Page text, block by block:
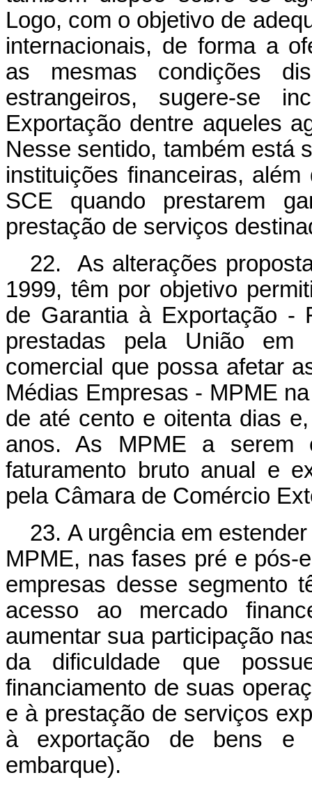
Logo, com o objetivo de
internacionais, de forma a
as mesmas condições
estrangeiros, sugere-se
Exportação dentre aqueles
Nesse sentido, também está
instituições financeiras,
SCE quando prestarem
prestação de serviços
22. As alterações
1999, têm por objetivo
de Garantia à Exportação -
prestadas pela União
comercial que possa afetar
Médias Empresas - MPME
de até cento e oitenta dias
anos. As MPME a serem
faturamento bruto anual e
pela Câmara de Comércio
23. A urgência em
MPME, nas fases pré e pós-
empresas desse segmento
acesso ao mercado
aumentar sua participação
da dificuldade que
financiamento de suas
e à prestação de serviços
à exportação de bens e
embarque).